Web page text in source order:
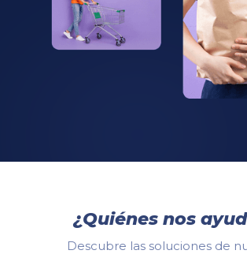
¿Quiénes nos
Descubre las soluciones de